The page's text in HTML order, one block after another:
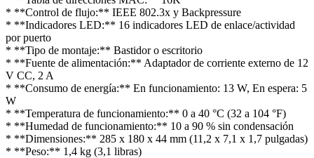
* **Control de flujo:** IEEE 802.3x y Backpressure
* **Indicadores LED:** 16 indicadores LED de enlace/actividad
por puerto
* **Tipo de montaje:** Bastidor o escritorio
* **Fuente de alimentación:** Adaptador de corriente externo de 12
V CC, 2 A
* **Consumo de energía:** En funcionamiento: 13 W, En espera: 5
W
* **Temperatura de funcionamiento:** 0 a 40 °C (32 a 104 °F)
* **Humedad de funcionamiento:** 10 a 90 % sin condensación
* **Dimensiones:** 285 x 180 x 44 mm (11,2 x 7,1 x 1,7 pulgadas)
* **Peso:** 1,4 kg (3,1 libras)